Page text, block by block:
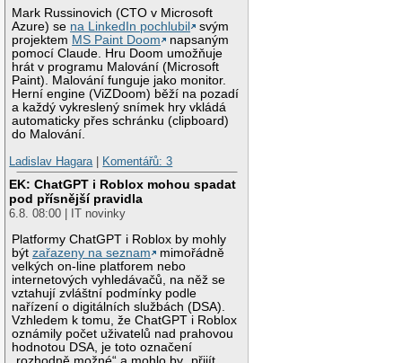
Mark Russinovich (CTO v Microsoft
Azure) se na LinkedIn pochlubil
svým
projektem MS Paint Doom
napsaným
pomocí Claude. Hru Doom umožňuje
hrát v programu Malování (Microsoft
Paint). Malování funguje jako monitor.
Herní engine (ViZDoom) běží na pozadí
a každý vykreslený snímek hry vkládá
automaticky přes schránku (clipboard)
do Malování.
Ladislav Hagara
Komentářů: 3
EK: ChatGPT i Roblox mohou spadat
pod přísnější pravidla
6.8. 08:00 | IT novinky
Platformy ChatGPT i Roblox by mohly
býtzařazeny na seznam
mimořádně
velkých on-line platforem nebo
internetových vyhledávačů, na něž se
vztahují zvláštní podmínky podle
nařízení o digitálních službách (DSA).
Vzhledem k tomu, že ChatGPT i Roblox
oznámily počet uživatelů nad prahovou
hodnotou DSA, je toto označení